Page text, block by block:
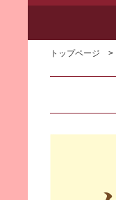
トップページ